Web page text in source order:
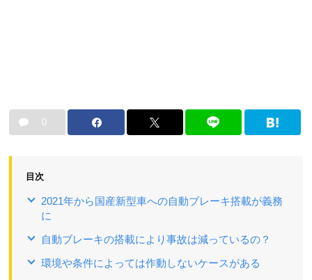
0
目次
2021年から国産新型車への自動ブレーキ搭載が義務
に
自動ブレーキの搭載により事故は減っているの？
環境や条件によっては作動しないケースがある